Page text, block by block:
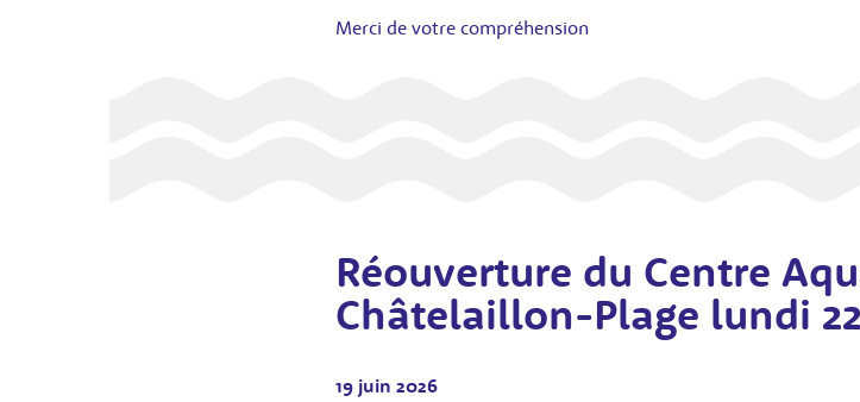
Merci de votre compréhension
Réouverture du Centre
Châtelaillon-Plage lundi
19 juin 2026